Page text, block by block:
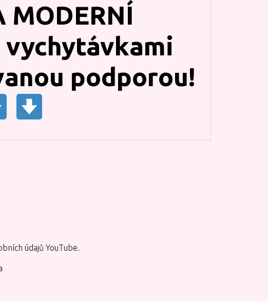
MODERNÍ
podporou!
údajů YouTube.